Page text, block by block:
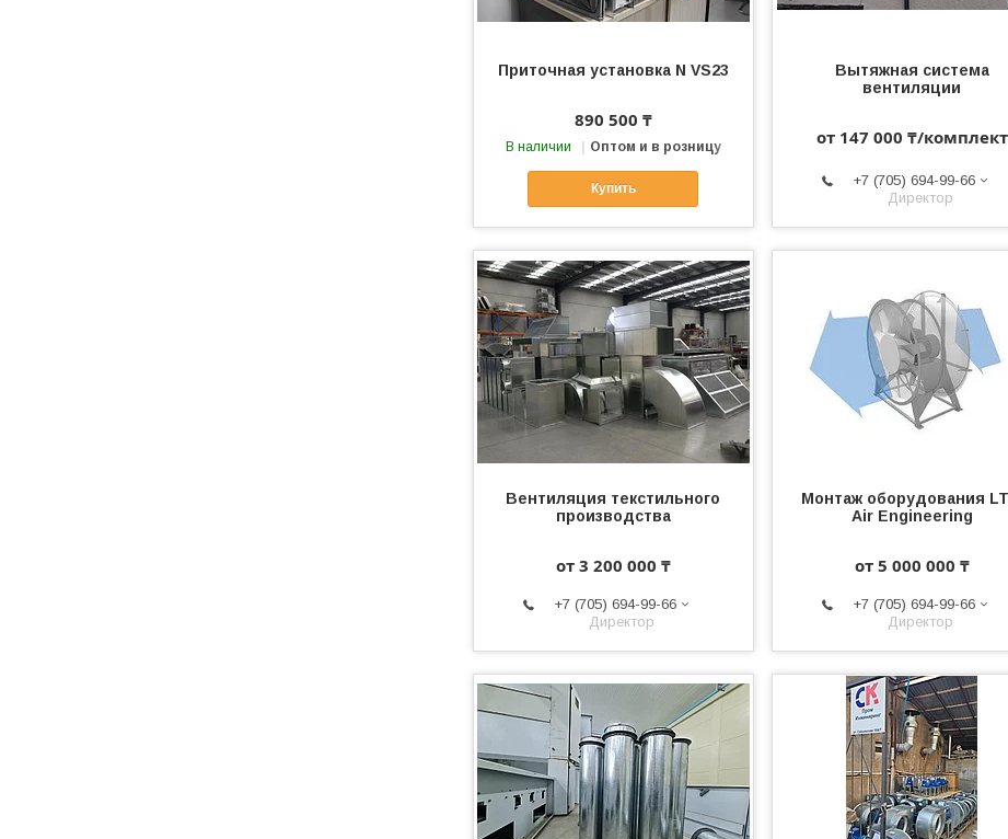
Приточная установка N VS23
890 500 ₸
В наличии Оптом и в розницу
Купить
Вытяжная система
вентиляции
от 147 000 ₸/комплект
+7 (705) 694-99-66
Директор
Вентиляция текстильного
производства
от 3 200 000 ₸
+7 (705) 694-99-66
Директор
Монтаж оборудования
Air Engineering
от 5 000 000 ₸
+7 (705) 694-99-66
Директор